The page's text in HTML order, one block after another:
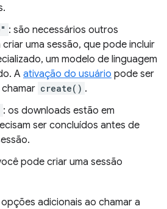
: são necessários outros
uma sessão, que pode incluir
um modelo de linguagem
A ativação do usuário pode ser
create() .
: os downloads estão em
ser concluídos antes de
pode criar uma sessão
adicionais ao chamar a